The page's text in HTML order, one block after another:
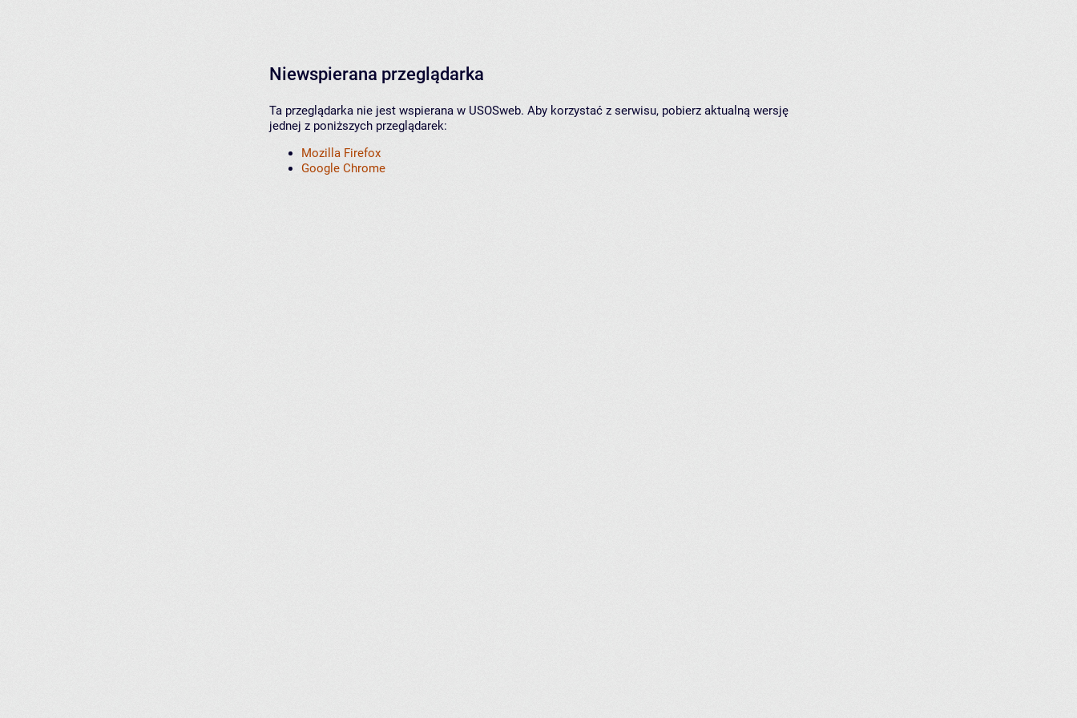
Niewspierana przeglądarka
Ta przeglądarka nie jest wspierana w USOSweb. Aby korzystać z serwisu, pobierz aktualną wersję
jednej z poniższych przeglądarek:
Mozilla Firefox
Google Chrome